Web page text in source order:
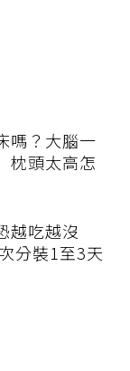
嗎？大腦一
枕頭太高怎
越吃越沒
分裝1至3天